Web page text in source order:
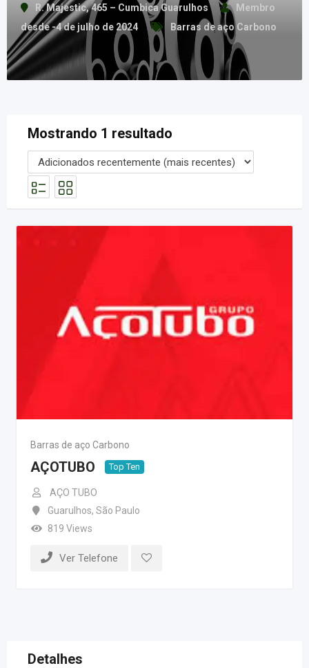
R. Majestic, 465 – Cumbica Guarulhos
Membro
desde -4 de julho de 2024
Barras de aço Carbono
Mostrando 1 resultado
Barras de aço Carbono
AÇOTUBO Top Ten
AÇO TUBO
Guarulhos, São Paulo
819 Views
Ver Telefone
Detalhes